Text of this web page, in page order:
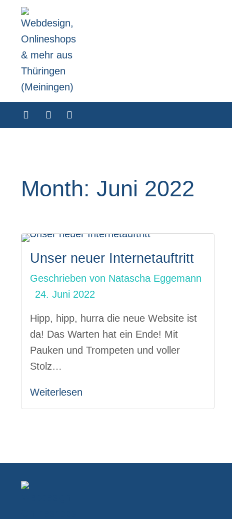
Month: Juni 2022
Unser neuer Internetauftritt
Geschrieben von Natascha Eggemann
24. Juni 2022
Hipp, hipp, hurra die neue Website ist
da! Das Warten hat ein Ende! Mit
Pauken und Trompeten und voller
Stolz…
Weiterlesen